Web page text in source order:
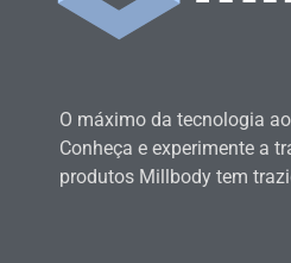
O máximo da tecnologia
Conheça e experimente a
produtos Millbody tem